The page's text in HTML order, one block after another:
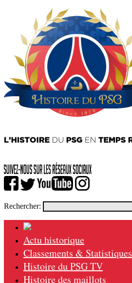
Rechercher:
Actu historique
Classements & Statistiques
Histoire du PSG TV
Histoire des maillots